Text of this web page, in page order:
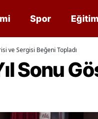
Spor Eğitim
ve Sergisi Beğeni Topladı
Sonu